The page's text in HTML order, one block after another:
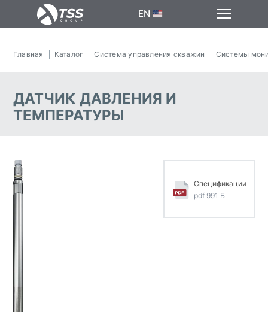
EN
Главная Каталог Система управления скважин Системы
ДАТЧИК ДАВЛЕНИЯ И
ТЕМПЕРАТУРЫ
Спецификации
pdf 991 Б